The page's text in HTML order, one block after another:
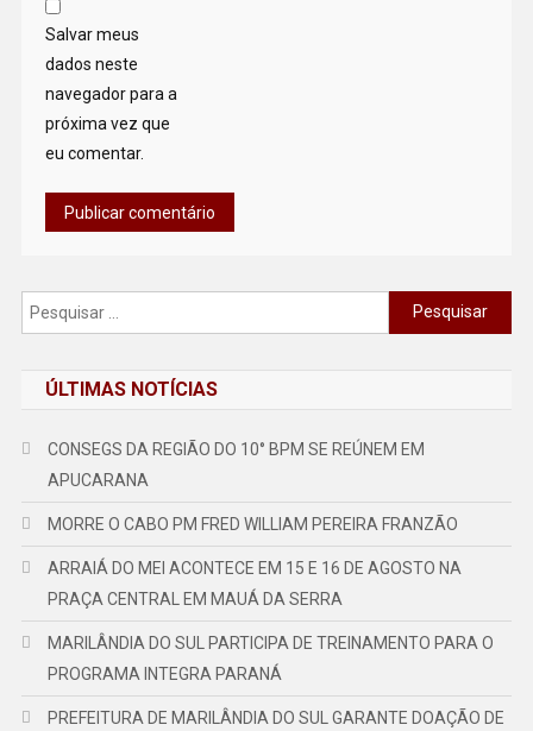
Salvar meus
dados neste
navegador para a
próxima vez que
eu comentar.
Pesquisar
por:
ÚLTIMAS NOTÍCIAS
CONSEGS DA REGIÃO DO 10° BPM SE REÚNEM EM
APUCARANA
MORRE O CABO PM FRED WILLIAM PEREIRA FRANZÃO
ARRAIÁ DO MEI ACONTECE EM 15 E 16 DE AGOSTO NA
PRAÇA CENTRAL EM MAUÁ DA SERRA
MARILÂNDIA DO SUL PARTICIPA DE TREINAMENTO PARA O
PROGRAMA INTEGRA PARANÁ
PREFEITURA DE MARILÂNDIA DO SUL GARANTE DOAÇÃO DE